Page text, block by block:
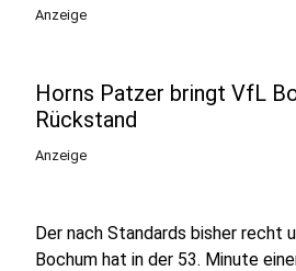
Anzeige
Horns Patzer bringt VfL
Rückstand
Anzeige
Der nach Standards bisher recht
Bochum hat in der 53. Minute